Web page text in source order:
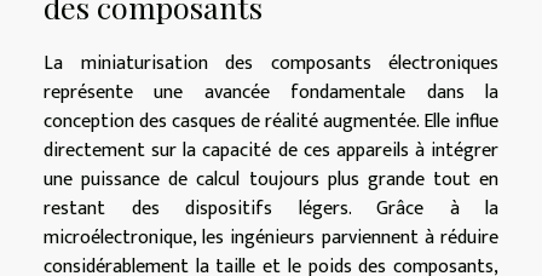
La miniaturisation des composants électroniques
représente une avancée fondamentale dans la
conception des casques de réalité augmentée. Elle influe
directement sur la capacité de ces appareils à intégrer
une puissance de calcul toujours plus grande tout en
restant des dispositifs légers. Grâce à la
microélectronique, les ingénieurs parviennent à réduire
considérablement la taille et le poids des composants,